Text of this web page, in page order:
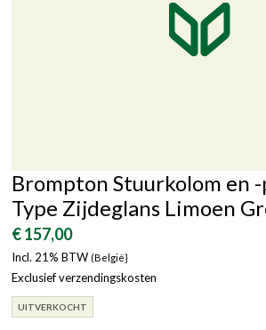
Brompton Stuurkolom en
Type Zijdeglans Limoen
€ 157,00
Incl. 21% BTW (België}
Exclusief verzendingskosten
UITVERKOCHT